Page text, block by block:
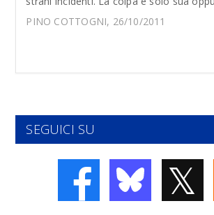
PINO COTTOGNI, 26/10/2011
SEGUICI SU
𝕏